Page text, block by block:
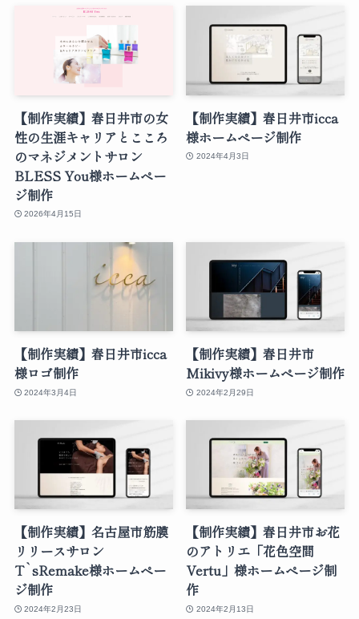
【制作実績】春日井市の女
性の生涯キャリアとこころ
のマネジメントサロン
BLESS You様ホームペー
ジ制作
2026年4月15日
【制作実績】春日井市icca
様ホームページ制作
2024年4月3日
【制作実績】春日井市icca
様ロゴ制作
2024年3月4日
【制作実績】春日井市
Mikivy様ホームページ制作
2024年2月29日
【制作実績】名古屋市筋膜
リリースサロン
T`sRemake様ホームペー
ジ制作
2024年2月23日
【制作実績】春日井市お花
のアトリエ「花色空間
Vertu」様ホームページ制
作
2024年2月13日